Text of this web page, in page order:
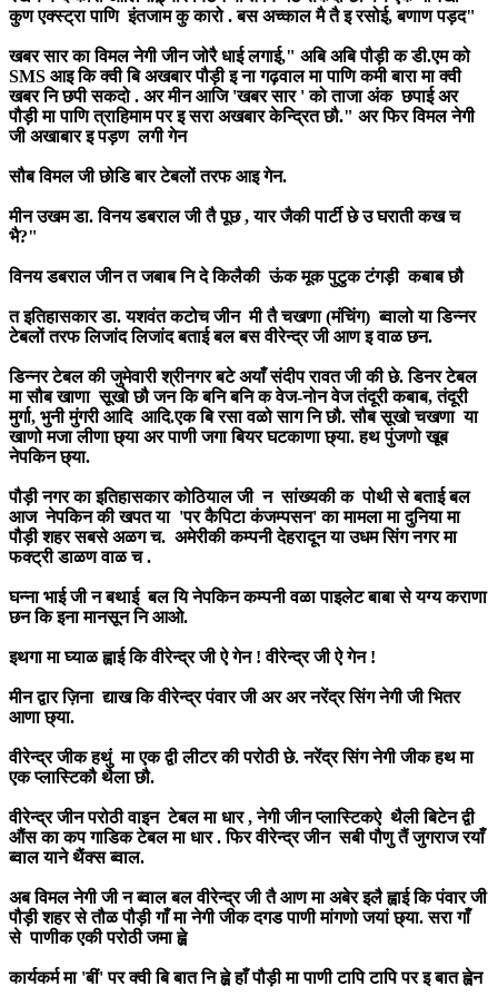
कुण एक्स्ट्रा पाणि इंतजाम कु कारो . बस अच्काल मै तै इ रसोई, बणाण पड़द"
खबर सार का विमल नेगी जीन जोरै धाई लगाई," अबि अबि पौड़ी क डी.एम को
SMS आइ कि क्वी बि अखबार पौड़ी इ ना गढ़वाल मा पाणि कमी बारा मा क्वी
खबर नि छपी सकदो . अर मीन आजि 'खबर सार ' को ताजा अंक छपाई अर
पौड़ी मा पाणि त्राहिमाम पर इ सरा अखबार केन्द्रित छौ." अर फिर विमल नेगी
जी अखाबार इ पड़ण लगी गेन
सौब विमल जी छोडि बार टेबलों तरफ आइ गेन.
मीन उखम डा. विनय डबराल जी तै पूछ , यार जैकी पार्टी छे उ घराती कख च
भै?"
विनय डबराल जीन त जबाब नि दे किलैकी ऊंक मूक पुटुक टंगड़ी कबाब छौ
त इतिहासकार डा. यशवंत कटोच जीन मी तै चखणा (मंचिंग) ब्वालो या डिन्नर
टेबलों तरफ लिजांद लिजांद बताई बल बस वीरेन्द्र जी आण इ वाळ छन.
डिन्नर टेबल की जुमेवारी श्रीनगर बटे अयाँ संदीप रावत जी की छे. डिनर टेबल
मा सौब खाणा सूखो छौ जन कि बनि बनि क वेज-नोन वेज तंदूरी कबाब, तंदूरी
मुर्गा, भुनी मुंगरी आदि आदि.एक बि रसा वळो साग नि छौ. सौब सूखो चखणा या
खाणो मजा लीणा छ्या अर पाणी जगा बियर घटकाणा छ्या. हथ पुंजणो खूब
नेपकिन छ्या.
पौड़ी नगर का इतिहासकार कोठियाल जी न सांख्यकी क पोथी से बताई बल
आज नेपकिन की खपत या 'पर कैपिटा कंजम्पसन' का मामला मा दुनिया मा
पौड़ी शहर सबसे अळग च. अमेरीकी कम्पनी देहरादून या उधम सिंग नगर मा
फक्ट्री डाळण वाळ च .
घन्ना भाई जी न बथाई बल यि नेपकिन कम्पनी वळा पाइलेट बाबा से यग्य कराणा
छन कि इना मानसून नि आओ.
इथगा मा घ्याळ ह्वाई कि वीरेन्द्र जी ऐ गेन ! वीरेन्द्र जी ऐ गेन !
मीन द्वार ज़िना द्याख कि वीरेन्द्र पंवार जी अर अर नरेंद्र सिंग नेगी जी भितर
आणा छ्या.
वीरेन्द्र जीक हथुं मा एक द्वी लीटर की परोठी छे. नरेंद्र सिंग नेगी जीक हथ मा
एक प्लास्टिकौ थैला छौ.
वीरेन्द्र जीन परोठी वाइन टेबल मा धार , नेगी जीन प्लास्टिकऐ थैली बिटेन द्वी
औंस का कप गाडिक टेबल मा धार . फिर वीरेन्द्र जीन सबी पौणु तैं जुगराज रयाँ
ब्वाल याने थैंक्स ब्वाल.
अब विमल नेगी जी न ब्वाल बल वीरेन्द्र जी तै आण मा अबेर इलै ह्वाई कि पंवार जी
पौड़ी शहर से तौळ पौड़ी गाँ मा नेगी जीक दगड पाणी मांगणो जयां छ्या. सरा गाँ
से पाणीक एकी परोठी जमा ह्व़े
कार्यकर्म मा 'बीं' पर क्वी बि बात नि ह्व़े हाँ पौड़ी मा पाणी टापि टापि पर इ बात ह्वेन